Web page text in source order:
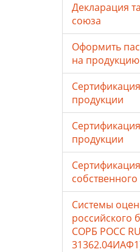
Декларация
союза
Оформить
на продукцию
продукции
продукции
Системы
российского
СОРБ РОСС RU